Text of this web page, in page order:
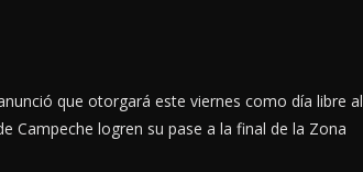
que otorgará este viernes como día libre al
Campeche logren su pase a la final de la Zona